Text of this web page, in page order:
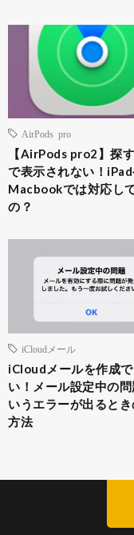
AirPods pro
【AirPods pro2】探
で表示されない！
Macbookでは対応し
の？
iCloudメール
iCloudメールを作成
い！メール設定中の問
いうエラーが出ると
方法